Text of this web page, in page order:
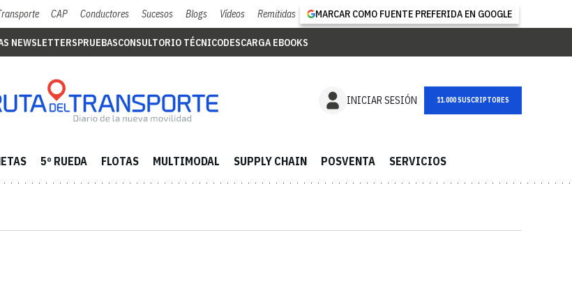
CAP Conductores Sucesos Blogs Vídeos Remitidas MARCAR COMO FUENTE PREFERIDA EN GOOGLE
NEWSLETTERSPRUEBASCONSULTORIO TÉCNICODESCARGA EBOOKS
INICIAR SESIÓN NEWSLETTER
5º RUEDA FLOTAS MULTIMODAL SUPPLY CHAIN POSVENTA SERVICIOS